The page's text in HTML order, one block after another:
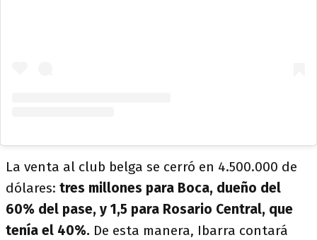
La venta al club belga se cerró en 4.500.000 de
dólares: tres millones para Boca, dueño del
60% del pase, y 1,5 para Rosario Central, que
tenía el 40%. De esta manera, Ibarra contará